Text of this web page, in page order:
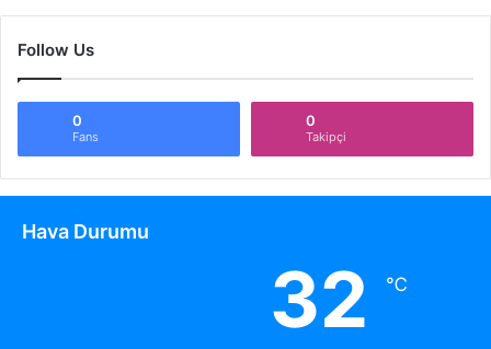
Follow Us
0
Fans
0
Takipçi
Hava Durumu
32 ℃